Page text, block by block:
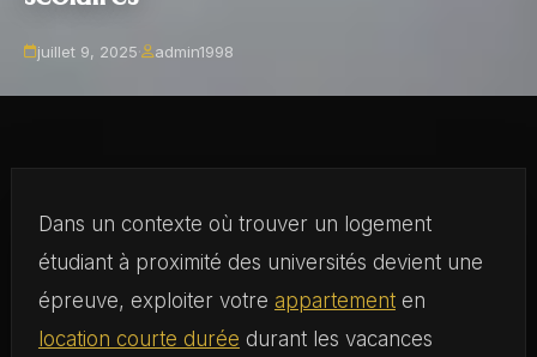
juillet 9, 2025· admin1998
Dans un contexte où trouver un logement
étudiant à proximité des universités devient une
épreuve, exploiter votre appartementen
location courte durée durant les vacances